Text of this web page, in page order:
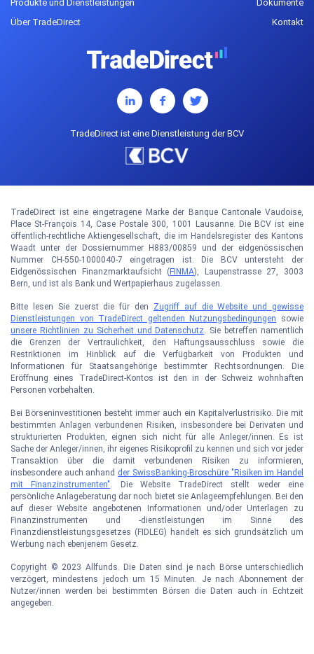
Produkte und Dienstleistungen
Über TradeDirect
Dokumente
Kontakt
TradeDirect ist eine Dienstleistung der BCV
TradeDirect ist eine eingetragene Marke der Banque Cantonale Vaudoise,
Place St-François 14, Case Postale 300, 1001 Lausanne. Die BCV ist eine
öffentlich-rechtliche Aktiengesellschaft, die im Handelsregister des Kantons
Waadt unter der Dossiernummer H883/00859 und der eidgenössischen
Nummer CH-550-1000040-7 eingetragen ist. Die BCV untersteht der
Eidgenössischen Finanzmarktaufsicht (FINMA), Laupenstrasse 27, 3003
Bern, und ist als Bank und Wertpapierhaus zugelassen.
Bitte lesen Sie zuerst die für den Zugriff auf die Website und gewisse
Dienstleistungen von TradeDirect geltenden Nutzungsbedingungen
sowie
unsere Richtlinien zu Sicherheit und Datenschutz. Sie betreffen namentlich
die Grenzen der Vertraulichkeit, den Haftungsausschluss sowie die
Restriktionen im Hinblick auf die Verfügbarkeit von Produkten und
Informationen für Staatsangehörige bestimmter Rechtsordnungen. Die
Eröffnung eines TradeDirect-Kontos ist den in der Schweiz wohnhaften
Personen vorbehalten.
Bei Börseninvestitionen besteht immer auch ein Kapitalverlustrisiko. Die mit
bestimmten Anlagen verbundenen Risiken, insbesondere bei Derivaten und
strukturierten Produkten, eignen sich nicht für alle Anleger/innen. Es ist
Sache der Anleger/innen, ihr eigenes Risikoprofil zu kennen und sich vor jeder
Transaktion über die damit verbundenen Risiken zu informieren,
insbesondere auch anhand der SwissBanking-Broschüre "Risiken im Handel
mit Finanzinstrumenten". Die Website TradeDirect stellt weder eine
persönliche Anlageberatung dar noch bietet sie Anlageempfehlungen. Bei den
auf dieser Website angebotenen Informationen und/oder Unterlagen zu
Finanzinstrumenten und -dienstleistungen im Sinne des
Finanzdienstleistungsgesetzes (FIDLEG) handelt es sich grundsätzlich um
Werbung nach ebenjenem Gesetz.
Copyright © 2023 Allfunds. Die Daten sind je nach Börse unterschiedlich
verzögert, mindestens jedoch um 15 Minuten. Je nach Abonnement der
Nutzer/innen werden bei bestimmten Börsen die Daten auch in Echtzeit
angegeben.